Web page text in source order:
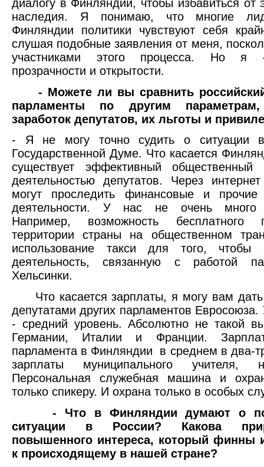
диалогу в Финляндии, чтобы избавиться от
наследия. Я понимаю, что многие
Финляндии политики чувствуют себя
слушая подобные заявления от меня,
участниками этого процесса. Но я
прозрачности и открытости.
- Можете ли вы сравнить
парламенты по другим
заработок депутатов, их льготы и
- Я не могу точно судить о ситуации в
Государственной Думе. Что касается
существует эффективный общественный
деятельностью депутатов. Через
могут проследить финансовые и
деятельности. У нас не очень много
Например, возможность бесплатного
территории страны на общественном
использование такси для того, чтобы
деятельность, связанную с работой
Хельсинки.
Что касается зарплаты, я могу вам дать
депутатами других парламентов
- средний уровень. Абсолютно не такой
Германии, Италии и Франции.
парламента в Финляндии в среднем в два-
зарплаты муниципального учителя,
Персональная служебная машина и
только спикеру. И охрана только в особых
- Что в Финляндии думают о
ситуации в России? Какова
повышенного интереса, который финны
к происходящему в нашей стране?